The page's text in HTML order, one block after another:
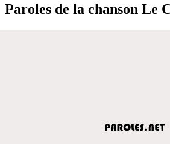
Paroles de la chanson Le